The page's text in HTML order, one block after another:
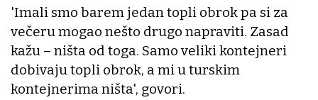
'Imali smo barem jedan topli obrok pa si za
večeru mogao nešto drugo napraviti. Zasad
kažu – ništa od toga. Samo veliki kontejneri
dobivaju topli obrok, a mi u turskim
kontejnerima ništa', govori.